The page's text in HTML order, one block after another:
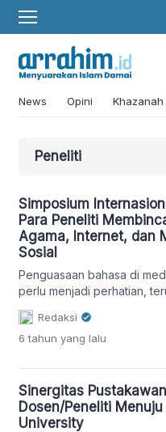
News Opini Khazanah
Peneliti
Simposium
Para Peneliti
Agama, Internet, dan
Sosial
Penguasaan bahasa di
perlu menjadi perhatian,
hal yang berkaitan dengan
keagamaan karena dapat
kesadaran akumulatif suatu
Redaksi
6 tahun yang lalu
Sinergitas
Dosen/Peneliti
University